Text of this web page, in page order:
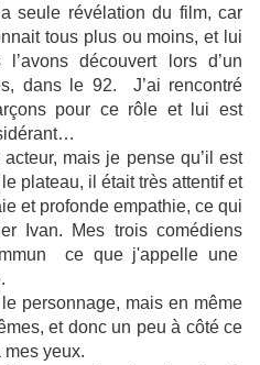
seule révélation du film, car
tous plus ou moins, et lui
découvert lors d’un
dans le 92. J’ai rencontré
pour ce rôle et lui est
mais je pense qu’il est
plateau, il était très attentif et
et profonde empathie, ce qui
Ivan. Mes trois comédiens
ce que j'appelle une
personnage, mais en même
et donc un peu à côté ce
yeux.